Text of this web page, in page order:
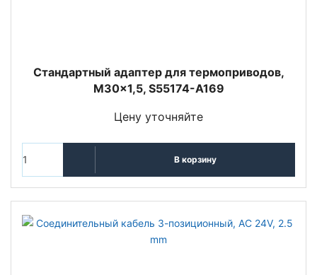
Стандартный адаптер для термоприводов,
M30x1,5, S55174-A169
Цену уточняйте
В корзину